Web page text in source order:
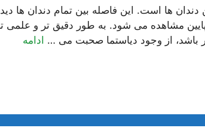
دندان ها است. این فاصله بین تمام دندان ها
پایین مشاهده می شود. به طور دقیق تر و علمی
ادامه